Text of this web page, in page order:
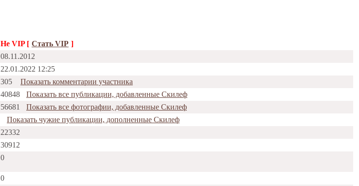
Не VIP [ Стать VIP ]
08.11.2012
22.01.2022 12:25
305
Показать комментарии участника
40848
Показать все публикации, добавленные Скилеф
56681
Показать все фотографии, добавленные Скилеф
Показать чужие публикации, дополненные Скилеф
22332
30912
0
0